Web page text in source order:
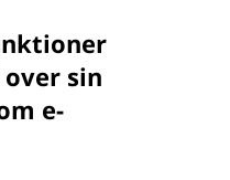
sin
e-